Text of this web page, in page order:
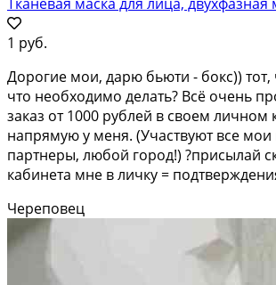
1 руб.
Дорогие мои, дарю бьюти - бокс)) тот,
что необходимо делать? Всё очень
заказ от 1000 рублей в своем личном
напрямую у меня. (Участвуют все мои
партнеры, любой город!) ?присылай
кабинета мне в личку =
Череповец